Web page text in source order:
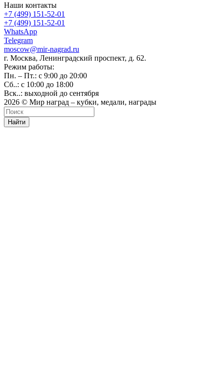
Наши контакты
+7 (499) 151-52-01
+7 (499) 151-52-01
WhatsApp
Telegram
moscow@mir-nagrad.ru
г. Москва, Ленинградский проспект, д. 62.
Режим работы:
Пн. – Пт.: с 9:00 до 20:00
Сб..: с 10:00 до 18:00
Вск..: выходной до сентября
2026 © Мир наград – кубки, медали, награды
Найти